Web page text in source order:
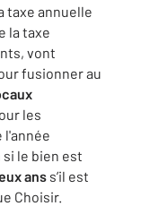
taxe annuelle
la taxe
vont
fusionner au
les
l'année
si le bien est
ans s’il est
Choisir.